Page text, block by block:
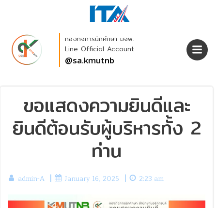
Skip
to
กองกิจการนักศึกษา มจพ.
Line Official Account
@sa.kmutnb
ขอแสดงความยินดีและ
ยินดีต้อนรับผู้บริหารทั้ง 2
ท่าน
admin-A | January 16, 2025 | 2:23 am